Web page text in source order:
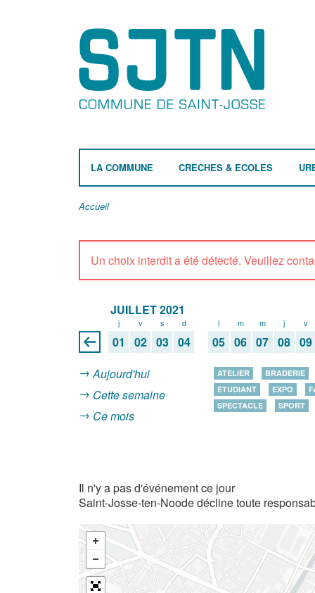
LA COMMUNE CRÈCHES & ECOLES
Accueil
Un choix interdit a été détecté. Veuillez
JUILLET 2021
j
01
v
02
s
03
d
04
l
05
m
06
m
07
j
08
v
09
Aujourd'hui
Cette semaine
Ce mois
ATELIER BRADERIE
ETUDIANT
EXPO
SPECTACLE
SPORT
Il n'y a pas d'événement ce jour
Saint-Josse-ten-Noode décline toute